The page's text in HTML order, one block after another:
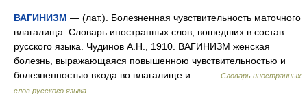
ВАГИНИЗМ — (лат.). Болезненная чувствительность маточного
влагалища. Словарь иностранных слов, вошедших в состав
русского языка. Чудинов А.Н., 1910. ВАГИНИЗМ женская
болезнь, выражающаяся повышенною чувствительностью и
болезненностью входа во влагалище и… …
Словарь иностранных
слов русского языка